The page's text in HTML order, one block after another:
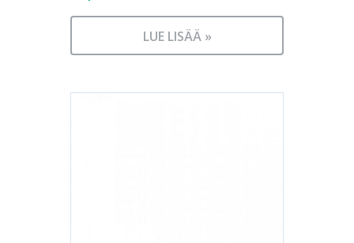
LUE LISÄÄ »